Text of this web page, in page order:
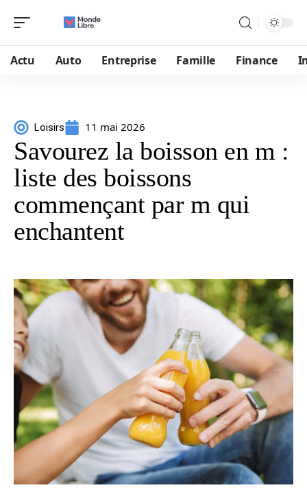
Actu Auto Entreprise Famille Finance
Loisirs 11 mai 2026
Savourez la boisson en m :
liste des boissons
commençant par m qui
enchantent